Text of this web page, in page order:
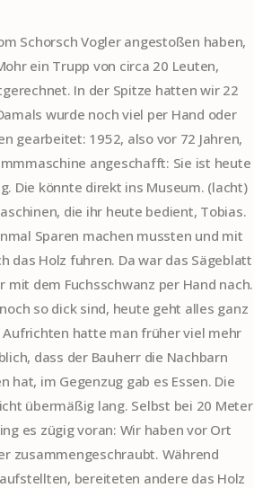
Schorsch Vogler angestoßen haben,
ein Trupp von circa 20 Leuten,
In der Spitze hatten wir 22
wurde noch viel per Hand oder
gearbeitet: 1952, also vor 72 Jahren,
angeschafft: Sie ist heute
Die könnte direkt ins Museum. (lacht)
die ihr heute bedient, Tobias.
Sparen machen mussten und mit
das Holz fuhren. Da war das Sägeblatt
mit dem Fuchsschwanz per Hand nach.
so dick sind, heute geht alles ganz
Aufrichten hatte man früher viel mehr
dass der Bauherr die Nachbarn
hat, im Gegenzug gab es Essen. Die
übermäßig lang. Selbst bei 20 Meter
es zügig voran: Wir haben vor Ort
zusammengeschraubt. Während
bereiteten andere das Holz